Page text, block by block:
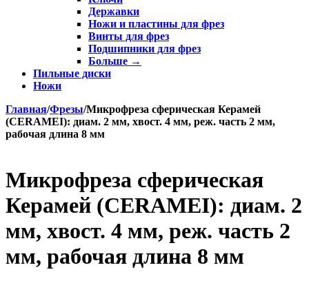
Державки
Ножи и пластины для фрез
Винты для фрез
Подшипники для фрез
Больше →
Пильные диски
Ножи
Главная/Фрезы/Микрофреза сферическая Керамей
(CERAMEI): диам. 2 мм, хвост. 4 мм, реж. часть 2 мм,
рабочая длина 8 мм
Микрофреза сферическая
Керамей (CERAMEI): диам. 2
мм, хвост. 4 мм, реж. часть 2
мм, рабочая длина 8 мм